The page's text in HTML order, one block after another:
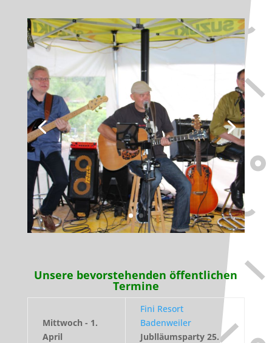
Locker
vom
Hocker
Musik für (fast)
jeden Anlass
Unsere bevorstehenden öffentlichen
Termine
Mittwoch - 1.
April
Fini Resort
Badenweiler
Jublläumsparty 25.